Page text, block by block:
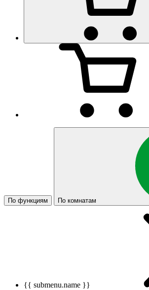
По функциям По комнатам
{{ submenu.name }}